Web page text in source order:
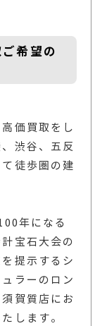
希望の
価買取をし
渋谷、五反
徒歩圏の建
年になる
宝石大会の
提示するシ
ラーのロン
賀質店にお
します。